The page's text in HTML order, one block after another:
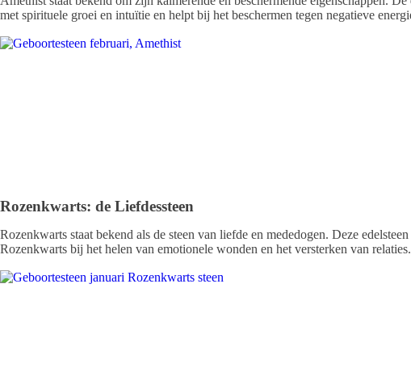
met spirituele groei en intuïtie en helpt bij het beschermen tegen negatieve
Rozenkwarts: de Liefdessteen
Rozenkwarts staat bekend als de steen van liefde en mededogen. Deze
Rozenkwarts bij het helen van emotionele wonden en het versterken van relaties.